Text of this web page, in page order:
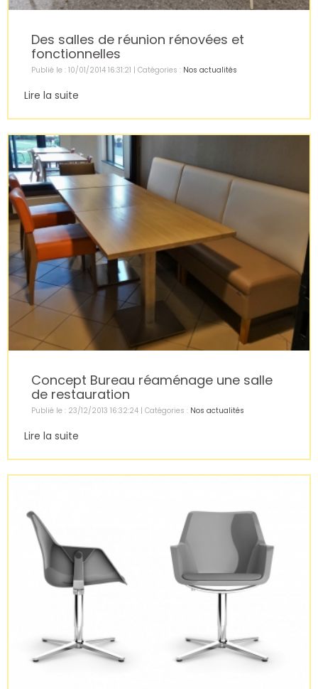
Des salles de réunion rénovées et
fonctionnelles
Publié le : 10/01/2014 16:31:21 | Catégories : Nos actualités
Lire la suite
Concept Bureau réaménage une salle
de restauration
Publié le : 23/12/2013 16:32:24 | Catégories : Nos actualités
Lire la suite